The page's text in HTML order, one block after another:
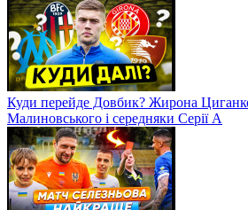
Куди перейде Довбик? Жирона
Малиновського і середняки Серії А